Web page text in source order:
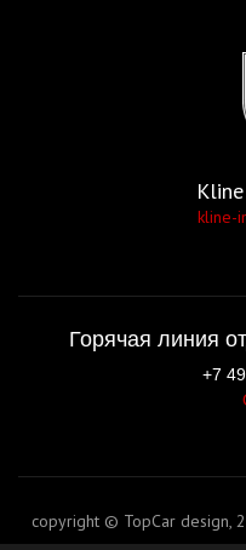
kline-
Горячая линия
+7
copyright © TopCar design,